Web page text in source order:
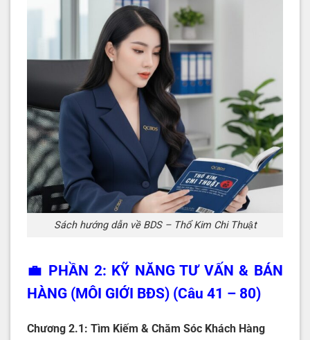
Sách hướng dẫn về BDS – Thổ Kim Chi Thuật
💼 PHẦN 2: KỸ NĂNG TƯ VẤN & BÁN
HÀNG (MÔI GIỚI BĐS) (Câu 41 – 80)
Chương 2.1: Tìm Kiếm & Chăm Sóc Khách Hàng